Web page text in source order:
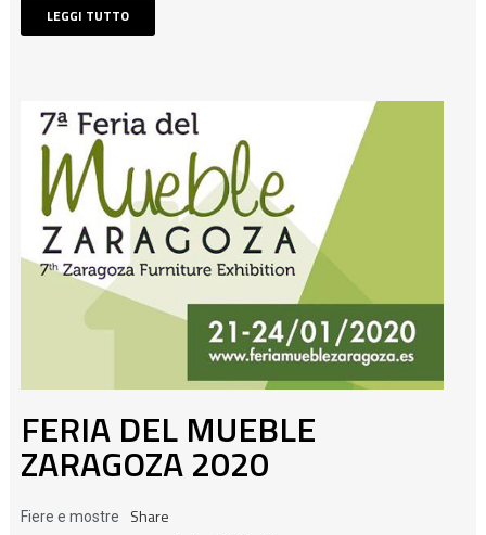
LEGGI TUTTO
FERIA DEL MUEBLE
ZARAGOZA 2020
Fiere e mostre
Share